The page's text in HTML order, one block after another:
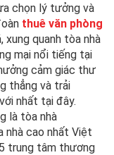
chọn lý tưởng và
thuê văn phòng
xung quanh tòa nhà
mại nổi tiếng tại
cảm giác thư
thẳng và trải
nhất tại đây.
là tòa nhà
nhà cao nhất Việt
trung tâm thương